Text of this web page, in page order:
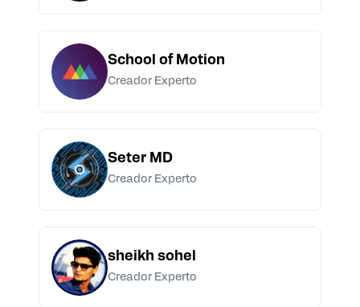
School of Motion
Creador Experto
Seter MD
Creador Experto
sheikh sohel
Creador Experto